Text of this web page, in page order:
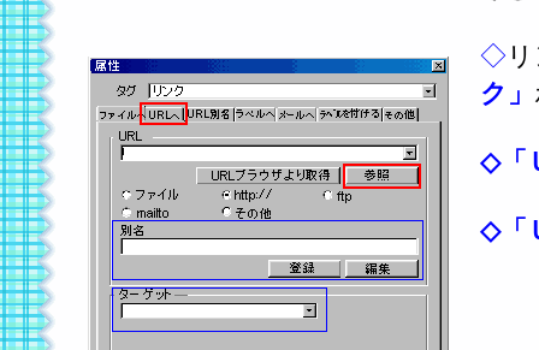
◇
ク」
◇「
◇「